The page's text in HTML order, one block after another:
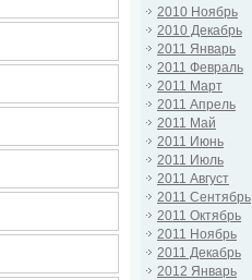
2010 Ноябрь
2010 Декабрь
2011 Январь
2011 Февраль
2011 Март
2011 Апрель
2011 Май
2011 Июнь
2011 Июль
2011 Август
2011 Сентябрь
2011 Октябрь
2011 Ноябрь
2011 Декабрь
2012 Январь